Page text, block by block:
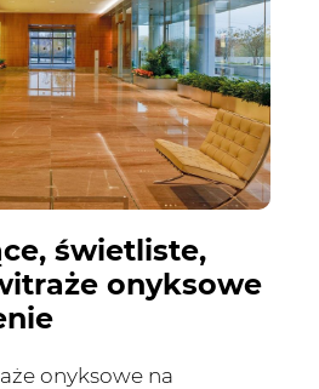
produkcyjny
się
świetliste,
onyksowe
onyksowe na